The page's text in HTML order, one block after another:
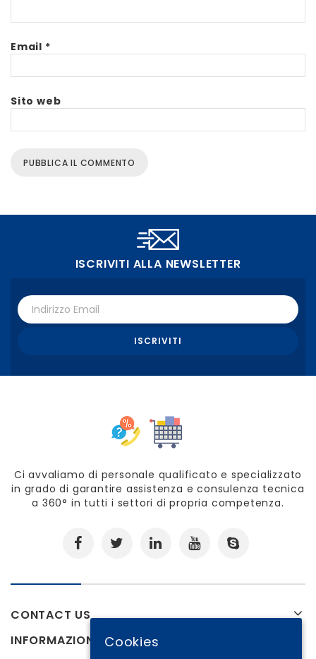
Email *
Sito web
ISCRIVITI ALLA NEWSLETTER
Ci avvaliamo di personale qualificato e specializzato
in grado di garantire assistenza e consulenza tecnica
a 360° in tutti i settori di propria competenza.
CONTACT US
INFORMAZIONI
Cookies